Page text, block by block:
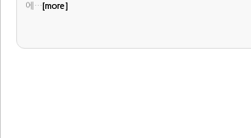
에 … [more]